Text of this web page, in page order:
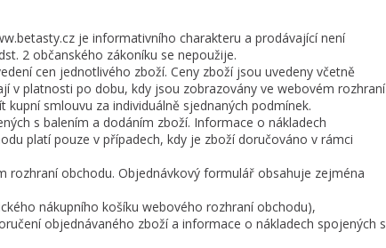
je informativního charakteru a prodávající není
2 občanského zákoníku se nepoužije.
cen jednotlivého zboží. Ceny zboží jsou uvedeny včetně
v platnosti po dobu, kdy jsou zobrazovány ve webovém rozhraní
smlouvu za individuálně sjednaných podmínek.
s balením a dodáním zboží. Informace o nákladech
platí pouze v případech, kdy je zboží doručováno v rámci
rozhraní obchodu. Objednávkový formulář obsahuje zejména
nákupního košíku webového rozhraní obchodu),
objednávaného zboží a informace o nákladech spojených s